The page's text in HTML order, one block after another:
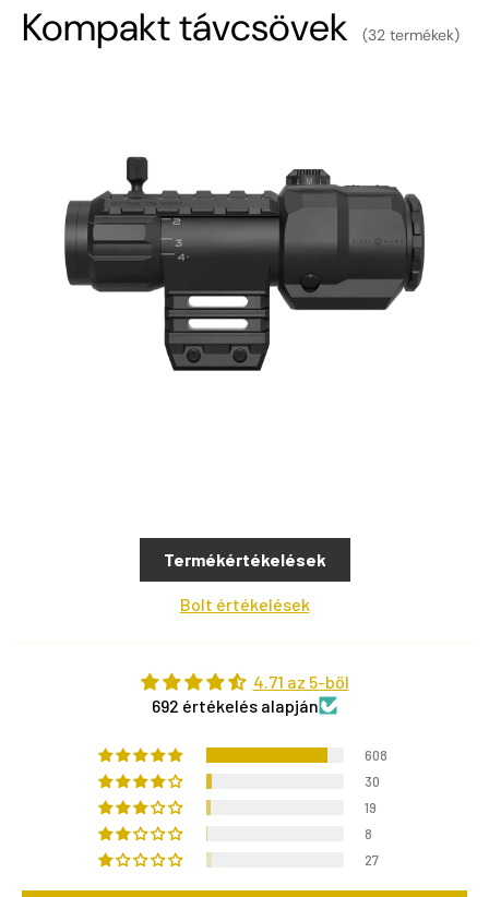
Kompakt távcsövek (32 termékek)
Termékértékelések
Bolt értékelések
4.71 az 5-ből
692 értékelés alapján
608
30
19
8
27